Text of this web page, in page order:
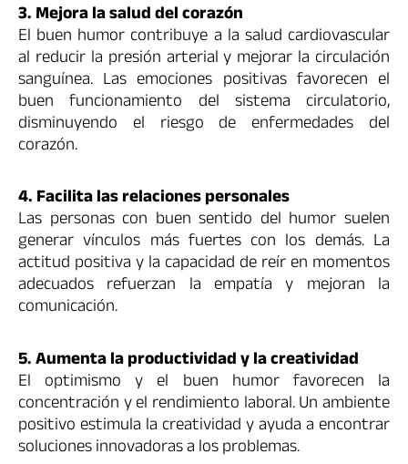
3. Mejora la salud del corazón
El buen humor contribuye a la salud cardiovascular
al reducir la presión arterial y mejorar la circulación
sanguínea. Las emociones positivas favorecen el
buen funcionamiento del sistema circulatorio,
disminuyendo el riesgo de enfermedades del
corazón.
4. Facilita las relaciones personales
Las personas con buen sentido del humor suelen
generar vínculos más fuertes con los demás. La
actitud positiva y la capacidad de reír en momentos
adecuados refuerzan la empatía y mejoran la
comunicación.
5. Aumenta la productividad y la creatividad
El optimismo y el buen humor favorecen la
concentración y el rendimiento laboral. Un ambiente
positivo estimula la creatividad y ayuda a encontrar
soluciones innovadoras a los problemas.